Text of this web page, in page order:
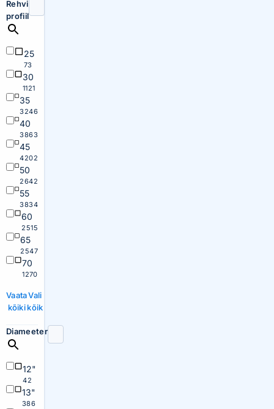
Rehvi
profiil
25
73
30
1121
35
3246
40
3863
45
4202
50
2642
55
3834
60
2515
65
2547
70
1270
Vaata
kõiki
Vali
kõik
Diameeter
12"
42
13"
386